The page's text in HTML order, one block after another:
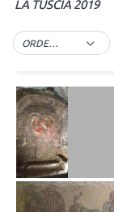
LA TUSCIA 2019
ORDER BY DEFAULT